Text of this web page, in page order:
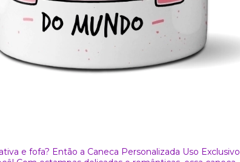
e fofa? Então a Caneca Personalizada Uso Exclusivo